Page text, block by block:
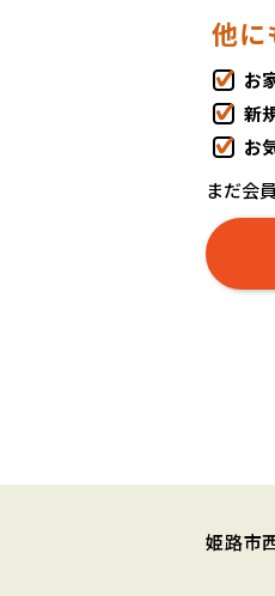
他に
お
新
お
まだ会
姫路市